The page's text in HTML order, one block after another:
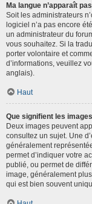
Ma langue n’apparaît
Soit les administrateurs
logiciel n’a pas encore
un administrateur du
vous souhaitez. Si la
porter volontaire et
d’informations, veuillez
anglais).
Haut
Que signifient les
Deux images peuvent
consultez un sujet. Une
généralement
permet d’indiquer votre
publié, ou permet de
image, généralement
qui est bien souvent